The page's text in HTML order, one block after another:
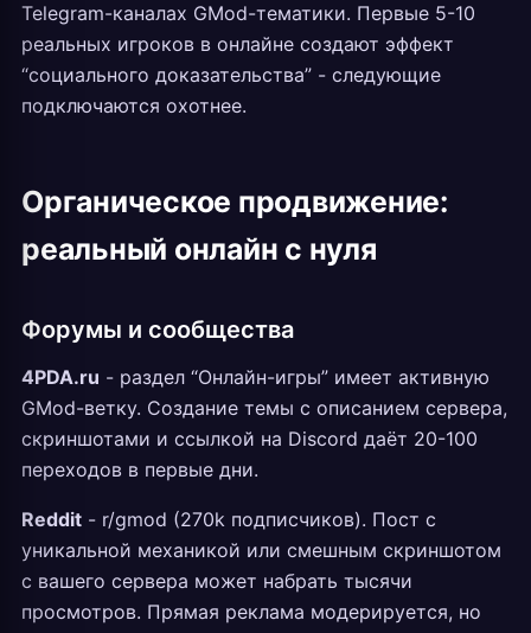
Telegram-каналах GMod-тематики. Первые 5-10
реальных игроков в онлайне создают эффект
“социального доказательства” - следующие
подключаются охотнее.
Органическое продвижение:
реальный онлайн с нуля
Форумы и сообщества
4PDA.ru - раздел “Онлайн-игры” имеет активную
GMod-ветку. Создание темы с описанием сервера,
скриншотами и ссылкой на Discord даёт 20-100
переходов в первые дни.
Reddit - r/gmod (270k подписчиков). Пост с
уникальной механикой или смешным скриншотом
с вашего сервера может набрать тысячи
просмотров. Прямая реклама модерируется, но